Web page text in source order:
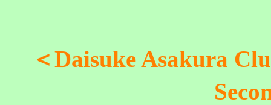
＜Daisuke Asakura